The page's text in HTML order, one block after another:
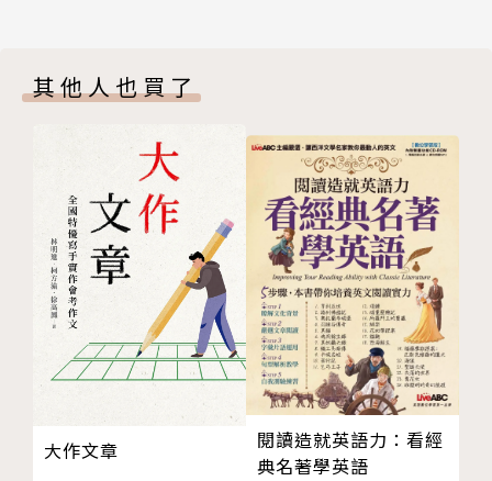
商業用語vs.辦公室會話，兩大主題一次學會！
議溝通、產品銷售、議價協商、出差商展及專業領域
等，提供專業的商業英語，讓你在洽談商務時得心應
手。「辦公室英語會話」則包含人事行政、協調分工、
意見處理及生活話題等，提供辦公場合的實用英語，讓
你掌握職場人際關係。
兩大主題再細分為42個單元，包含113段道地的英語對
話，每段都是豐富又有趣的職場Live Show，幫你加
強口說能力，讓你跟老外主管和同事可以輕鬆應答。每
個單元除了職場必備實戰對話，還補充各種實用例句及
單字，例如：
其他人也買了
大作文章
閱讀造就英語力：看經
典名著學英語